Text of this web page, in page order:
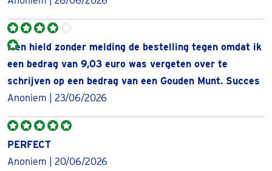
behoort hij tot de meest bekende beleggingsmunten in de
wereld.
Waarom de 1 troy ounce Gouden Krugerrand
kopen?
Het kopen van 1 troy ounce gouden Krugerrand is de
hebben. De Krugerrand behoort door zijn ‘naam en faam’
tot de standaard onder beleggers in goud. De 1 OZ
Krugerrand is in de afgelopen 50 jaar in meer dan 60
Men hield zonder melding de bestelling tegen omdat ik
een bedrag van 9,03 euro was vergeten over te
schrijven op een bedrag van een Gouden Munt. Succes
Anoniem | 23/06/2026
PERFECT
Anoniem | 20/06/2026